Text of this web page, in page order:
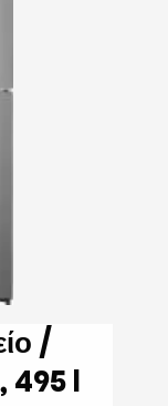
καταψύκτης, Γκρι, 495 l